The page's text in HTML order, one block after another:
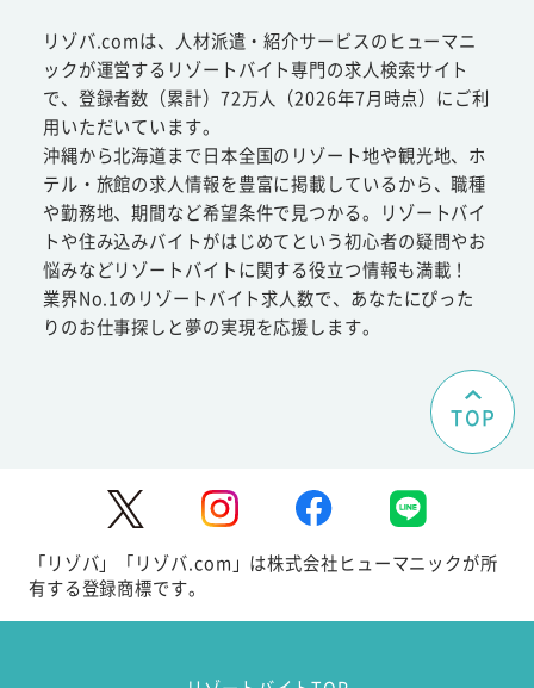
リゾバ.comは、人材派遣・紹介サービスのヒューマニ
ックが運営するリゾートバイト専門の求人検索サイト
で、登録者数（累計）72万人（2026年7月時点）にご利
用いただいています。
沖縄から北海道まで日本全国のリゾート地や観光地、ホ
テル・旅館の求人情報を豊富に掲載しているから、職種
や勤務地、期間など希望条件で見つかる。リゾートバイ
トや住み込みバイトがはじめてという初心者の疑問やお
悩みなどリゾートバイトに関する役立つ情報も満載！
業界No.1のリゾートバイト求人数で、あなたにぴった
りのお仕事探しと夢の実現を応援します。
TOP
「リゾバ」「リゾバ.com」は株式会社ヒューマニックが所
有する登録商標です。